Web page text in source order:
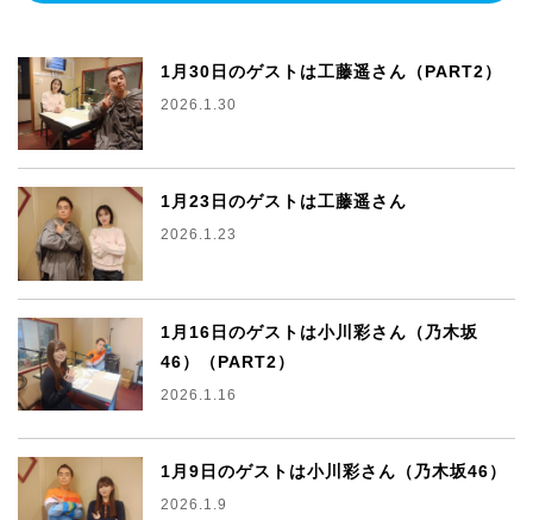
1月30日のゲストは工藤遥さん（PART2）
2026.1.30
1月23日のゲストは工藤遥さん
2026.1.23
1月16日のゲストは小川彩さん（乃木坂
46）（PART2）
2026.1.16
1月9日のゲストは小川彩さん（乃木坂46）
2026.1.9